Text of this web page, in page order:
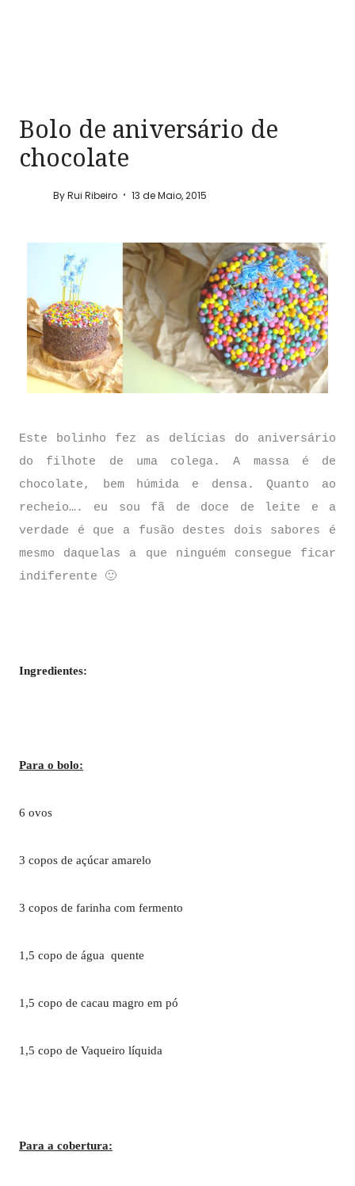
Bolo de aniversário de
chocolate
ByRui Ribeiro 13 de Maio, 2015
Este bolinho fez as delícias do aniversário
do filhote de uma colega. A massa é de
chocolate, bem húmida e densa. Quanto ao
recheio…. eu sou fã de doce de leite e a
verdade é que a fusão destes dois sabores é
mesmo daquelas a que ninguém consegue ficar
indiferente 🙂
Ingredientes:
Para o bolo:
6 ovos
3 copos de açúcar amarelo
3 copos de farinha com fermento
1,5 copo de água quente
1,5 copo de cacau magro em pó
1,5 copo de Vaqueiro líquida
Para a cobertura: